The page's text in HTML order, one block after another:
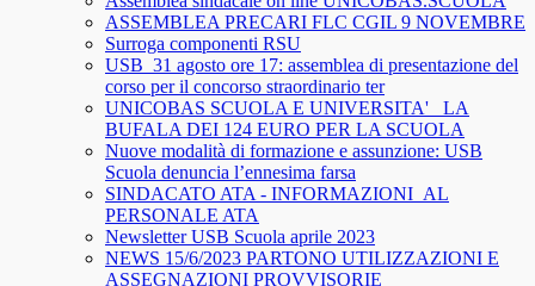
ASSEMBLEA PRECARI FLC CGIL 9 NOVEMBRE
Surroga componenti RSU
USB_31 agosto ore 17: assemblea di presentazione del
corso per il concorso straordinario ter
UNICOBAS SCUOLA E UNIVERSITA'_ LA
BUFALA DEI 124 EURO PER LA SCUOLA
Nuove modalità di formazione e assunzione: USB
Scuola denuncia l’ennesima farsa
SINDACATO ATA - INFORMAZIONI_AL
PERSONALE ATA
Newsletter USB Scuola aprile 2023
NEWS 15/6/2023 PARTONO UTILIZZAZIONI E
ASSEGNAZIONI PROVVISORIE